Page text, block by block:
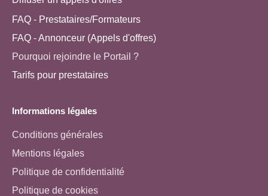
FAQ - Prestataires/Formateurs
FAQ - Annonceur (Appels d'offres)
Pourquoi rejoindre le Portail ?
Tarifs pour prestataires
Informations légales
Conditions générales
Mentions légales
Politique de confidentialité
Politique de cookies